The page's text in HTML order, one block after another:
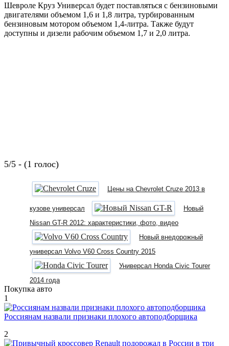
Шевроле Круз Универсал будет поставляться с бензиновыми
двигателями объемом 1,6 и 1,8 литра, турбированным
бензиновым мотором объемом 1,4-литра. Также будут
доступны и дизели рабочим объемом 1,7 и 2,0 литра.
5/5 - (1 голос)
Цены на Chevrolet Cruze 2013 в
кузове универсал
Новый
Nissan GT-R 2012: характеристики, фото, видео
Новый внедорожный
универсал Volvo V60 Cross Country 2015
Универсал Honda Civic Tourer
2014 года
Покупка авто
1
Россиянам назвали признаки плохого автоподборщика
2